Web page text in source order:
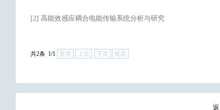
[2] 高能效感应耦合电能传输系统分析与研究
共2条 1/1 首页 上页 下页 尾页